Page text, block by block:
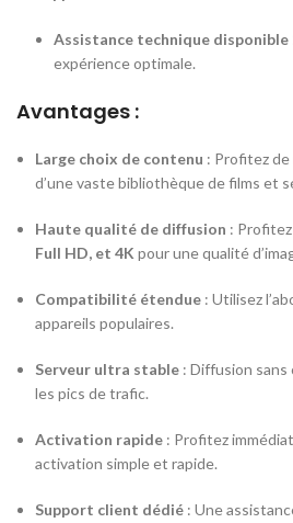
Assistance technique disponible
expérience optimale.
Avantages :
Large choix de contenu : Profitez
d’une vaste bibliothèque de films et
Haute qualité de diffusion :
Full HD, et 4K pour une qualité
Compatibilité étendue : Utilisez
appareils populaires.
Serveur ultra stable : Diffusion sans
les pics de trafic.
Activation rapide : Profitez
activation simple et rapide.
Support client dédié : Une